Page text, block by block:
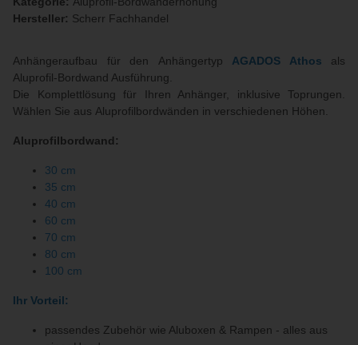
Hersteller: Scherr Fachhandel
Anhängeraufbau für den Anhängertyp AGADOS Athos als
Aluprofil-Bordwand Ausführung.
Die Komplettlösung für Ihren Anhänger, inklusive Toprungen.
Wählen Sie aus Aluprofilbordwänden in verschiedenen Höhen.
Aluprofilbordwand:
30 cm
35 cm
40 cm
60 cm
70 cm
80 cm
100 cm
Ihr Vorteil:
passendes Zubehör wie Aluboxen & Rampen - alles aus